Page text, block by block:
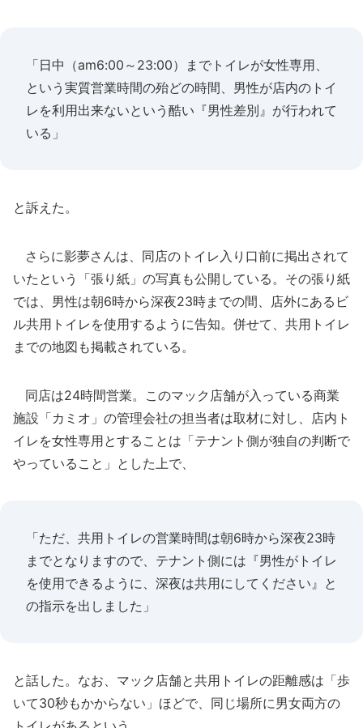
「日中（am6:00～23:00）までトイレが女性専用、
という実質営業時間の殆どの時間、男性が店内のトイ
レを利用出来ないという酷い『男性差別』が行われて
いる」
と訴えた。
さらに影夢さんは、同店のトイレ入り口前に掲出されて
いたという「張り紙」の写真も公開している。その張り紙
では、男性は朝6時から深夜23時までの間、店外にあるビ
ル共用トイレを使用するように告知。併せて、共用トイレ
までの地図も掲載されている。
同店は24時間営業。このマック店舗が入っている商業
施設「カミオ」の管理会社の担当者は取材に対し、店内ト
イレを女性専用とすることは「テナント側が独自の判断で
やっていること」とした上で、
「ただ、共用トイレの営業時間は朝6時から深夜23時
までとなりますので、テナント側には『男性がトイレ
を使用できるように、深夜は共用にしてください』と
の指示を出しました」
と話した。なお、マック店舗と共用トイレの距離感は「歩
いて30秒もかからない」ほどで、同じ場所に男女両方の